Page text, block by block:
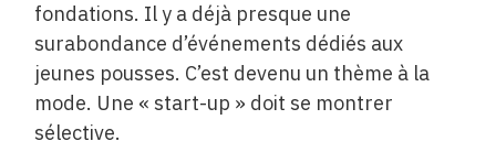
fondations. Il y a déjà presque une
surabondance d’événements dédiés aux
jeunes pousses. C’est devenu un thème à la
mode. Une « start-up » doit se montrer
sélective.